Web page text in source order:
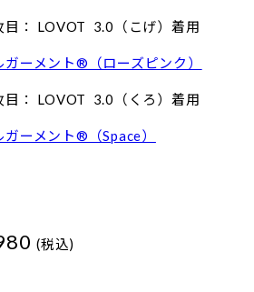
目： LOVOT 3.0（こげ）着用
ガーメント®（ローズピンク）
目： LOVOT 3.0（くろ）着用
ガーメント®（Space）
(税込)